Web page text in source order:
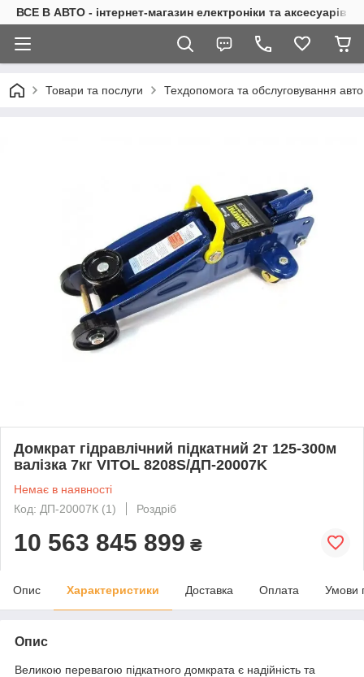
ВСЕ В АВТО - інтернет-магазин електроніки та аксесуарів в
Товари та послуги Техдопомога та обслуговування авто
Домкрат гідравлічний підкатний 2т 125-300м
валізка 7кг VITOL 8208S/ДП-20007K
Немає в наявності
Код: ДП-20007К (1)
Роздріб
10 563 845 899 ₴
Опис Характеристики Доставка Оплата Умови
Опис
Великою перевагою підкатного домкрата є надійність та